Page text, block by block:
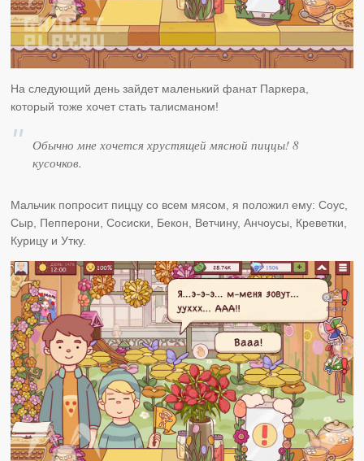
На следующий день зайдет маленький фанат Паркера,
который тоже хочет стать талисманом!
Обычно мне хочется хрустящей мясной пиццы! 8
кусочков.
Мальчик попросит пиццу со всем мясом, я положил ему: Соус,
Сыр, Пепперони, Сосиски, Бекон, Ветчину, Анчоусы, Креветки,
Курицу и Утку.